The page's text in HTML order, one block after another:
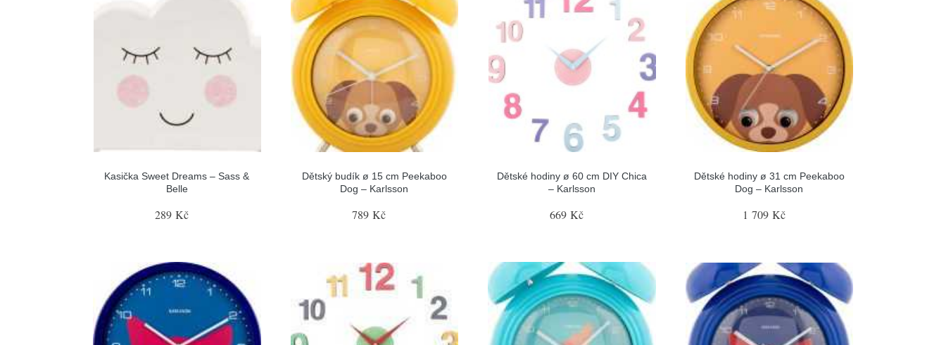
Kasička Sweet Dreams – Sass &
Belle
289 Kč
Dětský budík ø 15 cm Peekaboo
Dog – Karlsson
789 Kč
Dětské hodiny ø 60 cm DIY Chica
– Karlsson
669 Kč
Dětské hodiny ø 31 cm Peekaboo
Dog – Karlsson
1 709 Kč